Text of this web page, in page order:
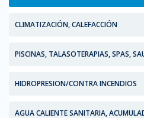
CLIMATIZACIÓN, CALEFACCIÓN
PISCINAS, TALASOTERAPIAS, SPAS,
HIDROPRESION/CONTRA INCENDIOS
AGUA CALIENTE SANITARIA,